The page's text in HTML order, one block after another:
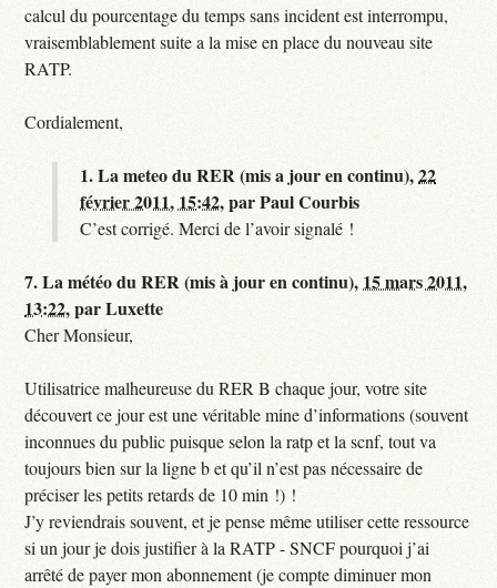
calcul du pourcentage du temps sans incident est interrompu,
vraisemblablement suite a la mise en place du nouveau site
RATP.
Cordialement,
1.La meteo du RER (mis a jour en continu),22
février 2011, 15:42,parPaul Courbis
C’est corrigé. Merci de l’avoir signalé !
7.La météo du RER (mis à jour en continu), 15 mars 2011,
13:22,parLuxette
Cher Monsieur,
Utilisatrice malheureuse du RER B chaque jour, votre site
découvert ce jour est une véritable mine d’informations (souvent
inconnues du public puisque selon la ratp et la scnf, tout va
toujours bien sur la ligne b et qu’il n’est pas nécessaire de
préciser les petits retards de 10 min !) !
J’y reviendrais souvent, et je pense même utiliser cette ressource
si un jour je dois justifier à la RATP - SNCF pourquoi j’ai
arrêté de payer mon abonnement (je compte diminuer mon